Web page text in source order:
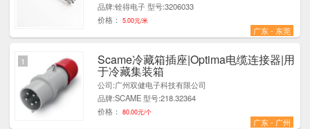
品牌:铨得电子 型号:3206033
价格：
5.00元/米
广东 - 东莞
Scame冷藏箱插座|Optima电缆连接器|用
于冷藏集装箱
公司:广州双健电子科技有限公司
品牌:SCAME 型号:218.32364
价格：
80.00元/个
广东 - 广州
1